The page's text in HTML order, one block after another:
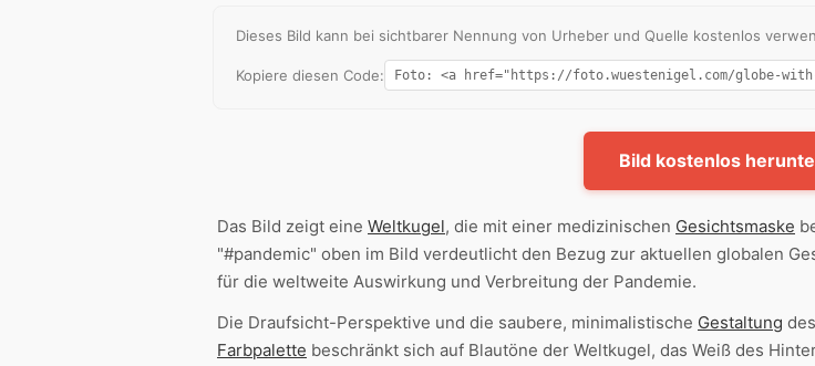
Dieses Bild kann bei sichtbarer Nennung von Urheber und Quelle kostenlos
Kopiere diesen Code:
Bild kostenlos
Das Bild zeigt eine Weltkugel, die mit einer medizinischen Gesichtsmaske
"#pandemic" oben im Bild verdeutlicht den Bezug zur aktuellen globalen
für die weltweite Auswirkung und Verbreitung der Pandemie.
Die Draufsicht-Perspektive und die saubere, minimalistische Gestaltung
Farbpalette beschränkt sich auf Blautöne der Weltkugel, das Weiß des